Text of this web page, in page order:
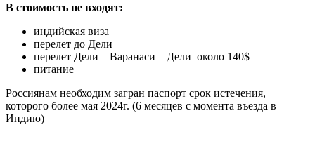
В стоимость не входят:
индийская виза
перелет до Дели
перелет Дели – Варанаси – Дели около 140$
питание
Россиянам необходим загран паспорт срок истечения,
которого более мая 2024г. (6 месяцев с момента въезда в
Индию)